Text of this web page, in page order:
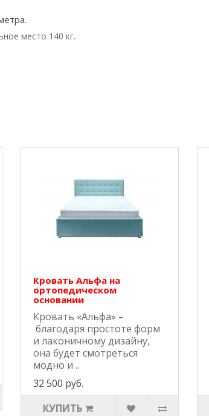
место 140 кг.
Кровать Альфа на
ортопедическом
основании
Кровать «Альфа» –
благодаря простоте форм
и лаконичному дизайну,
она будет смотреться
модно и ..
32 500 руб.
КУПИТЬ